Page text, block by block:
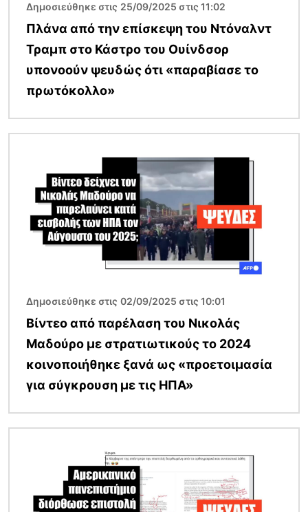
Δημοσιεύθηκε στις 25/09/2025 στις 11:02
Πλάνα από την επίσκεψη του Ντόναλντ
Τραμπ στο Κάστρο του Ουίνδσορ
υπονοούν ψευδώς ότι «παραβίασε το
πρωτόκολλο»
Δημοσιεύθηκε στις 02/09/2025 στις 10:01
Βίντεο από παρέλαση του Νικολάς
Μαδούρο με στρατιωτικούς το 2024
κοινοποιήθηκε ξανά ως «προετοιμασία
για σύγκρουση με τις ΗΠΑ»